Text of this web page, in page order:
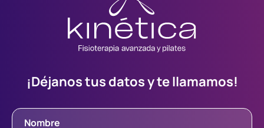
¡Déjanos tus datos y te llamamos!